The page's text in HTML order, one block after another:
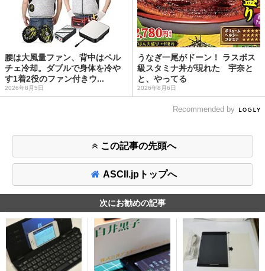
腰は大風量ファン、背中はペル
チェ冷却。ダブルで身体を冷や
す1着2役のファン付きウ...
2026年8月5日
うなぎ一尾がドーン！ ラスボス
級スタミナ丼が現れた 宇奈と
と、やってる
2026年8月6日
Recommended by
この記事の先頭へ
ASCII.jpトップへ
次にお勧めの記事